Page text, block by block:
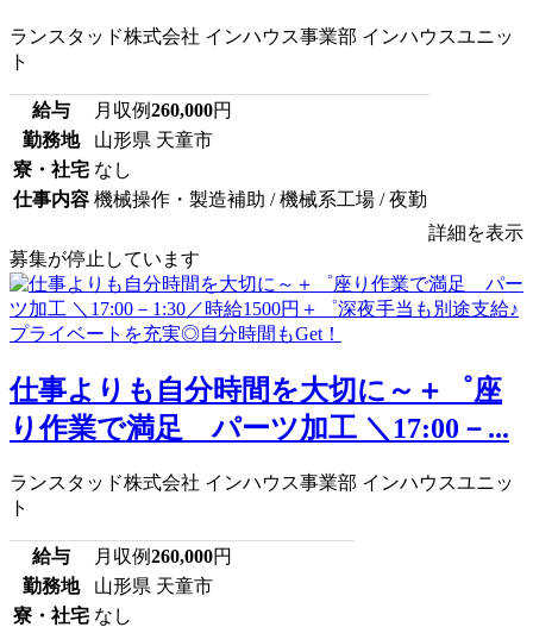
ランスタッド株式会社 インハウス事業部 インハウスユニッ
ト
給与 月収例260,000円
勤務地
山形県 天童市
寮・社宅 なし
仕事内容 機械操作・製造補助 / 機械系工場 / 夜勤
詳細を表示
募集が停止しています
仕事よりも自分時間を大切に～＋゜座
り作業で満足 パーツ加工 ＼17:00－...
ランスタッド株式会社 インハウス事業部 インハウスユニッ
ト
給与 月収例260,000円
勤務地
山形県 天童市
寮・社宅 なし